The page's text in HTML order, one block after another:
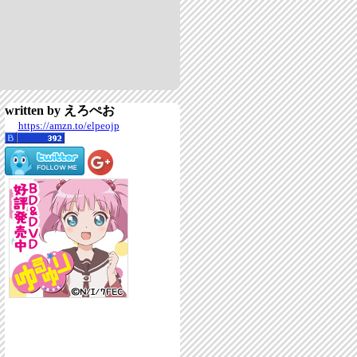
written by えろぺお
https://amzn.to/elpeojp